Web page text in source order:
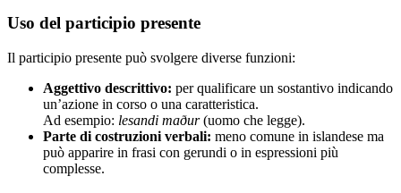
Uso del participio presente
Il participio presente può svolgere diverse funzioni:
Aggettivo descrittivo: per qualificare un sostantivo indicando
un’azione in corso o una caratteristica.
Ad esempio: lesandi maður(uomo che legge).
Parte di costruzioni verbali: meno comune in islandese ma
può apparire in frasi con gerundi o in espressioni più
complesse.